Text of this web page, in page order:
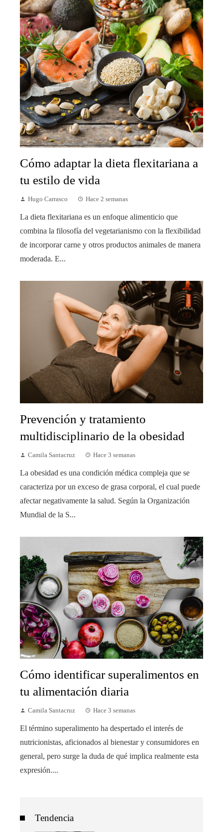
Cómo adaptar la dieta flexitariana a
tu estilo de vida
Hugo Carrasco Hace 2 semanas
La dieta flexitariana es un enfoque alimenticio que
combina la filosofía del vegetarianismo con la flexibilidad
de incorporar carne y otros productos animales de manera
moderada. E...
Prevención y tratamiento
multidisciplinario de la obesidad
Camila Santacruz Hace 3 semanas
La obesidad es una condición médica compleja que se
caracteriza por un exceso de grasa corporal, el cual puede
afectar negativamente la salud. Según la Organización
Mundial de la S...
Cómo identificar superalimentos en
tu alimentación diaria
Camila Santacruz Hace 3 semanas
El término superalimento ha despertado el interés de
nutricionistas, aficionados al bienestar y consumidores en
general, pero surge la duda de qué implica realmente esta
expresión....
Tendencia